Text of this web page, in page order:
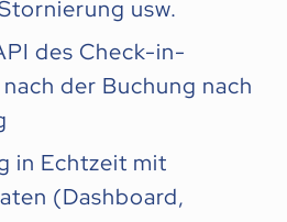
usw.
des Check-in-
der Buchung nach
in Echtzeit mit
(Dashboard,